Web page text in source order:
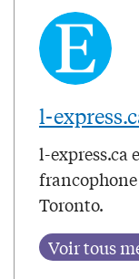
l-
l-express.ca
Toronto.